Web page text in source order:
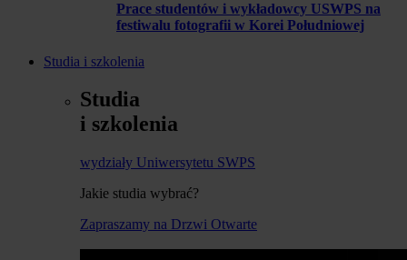
Prace studentów i wykładowcy USWPS na
festiwalu fotografii w Korei Południowej
Studia i szkolenia
Studia
i szkolenia
wydziały Uniwersytetu SWPS
Jakie studia wybrać?
Zapraszamy na Drzwi Otwarte